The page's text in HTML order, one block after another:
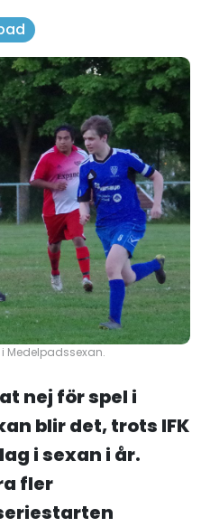
Medelpadssexan.
nej för spel i
blir det, trots IFK
i sexan i år.
fler